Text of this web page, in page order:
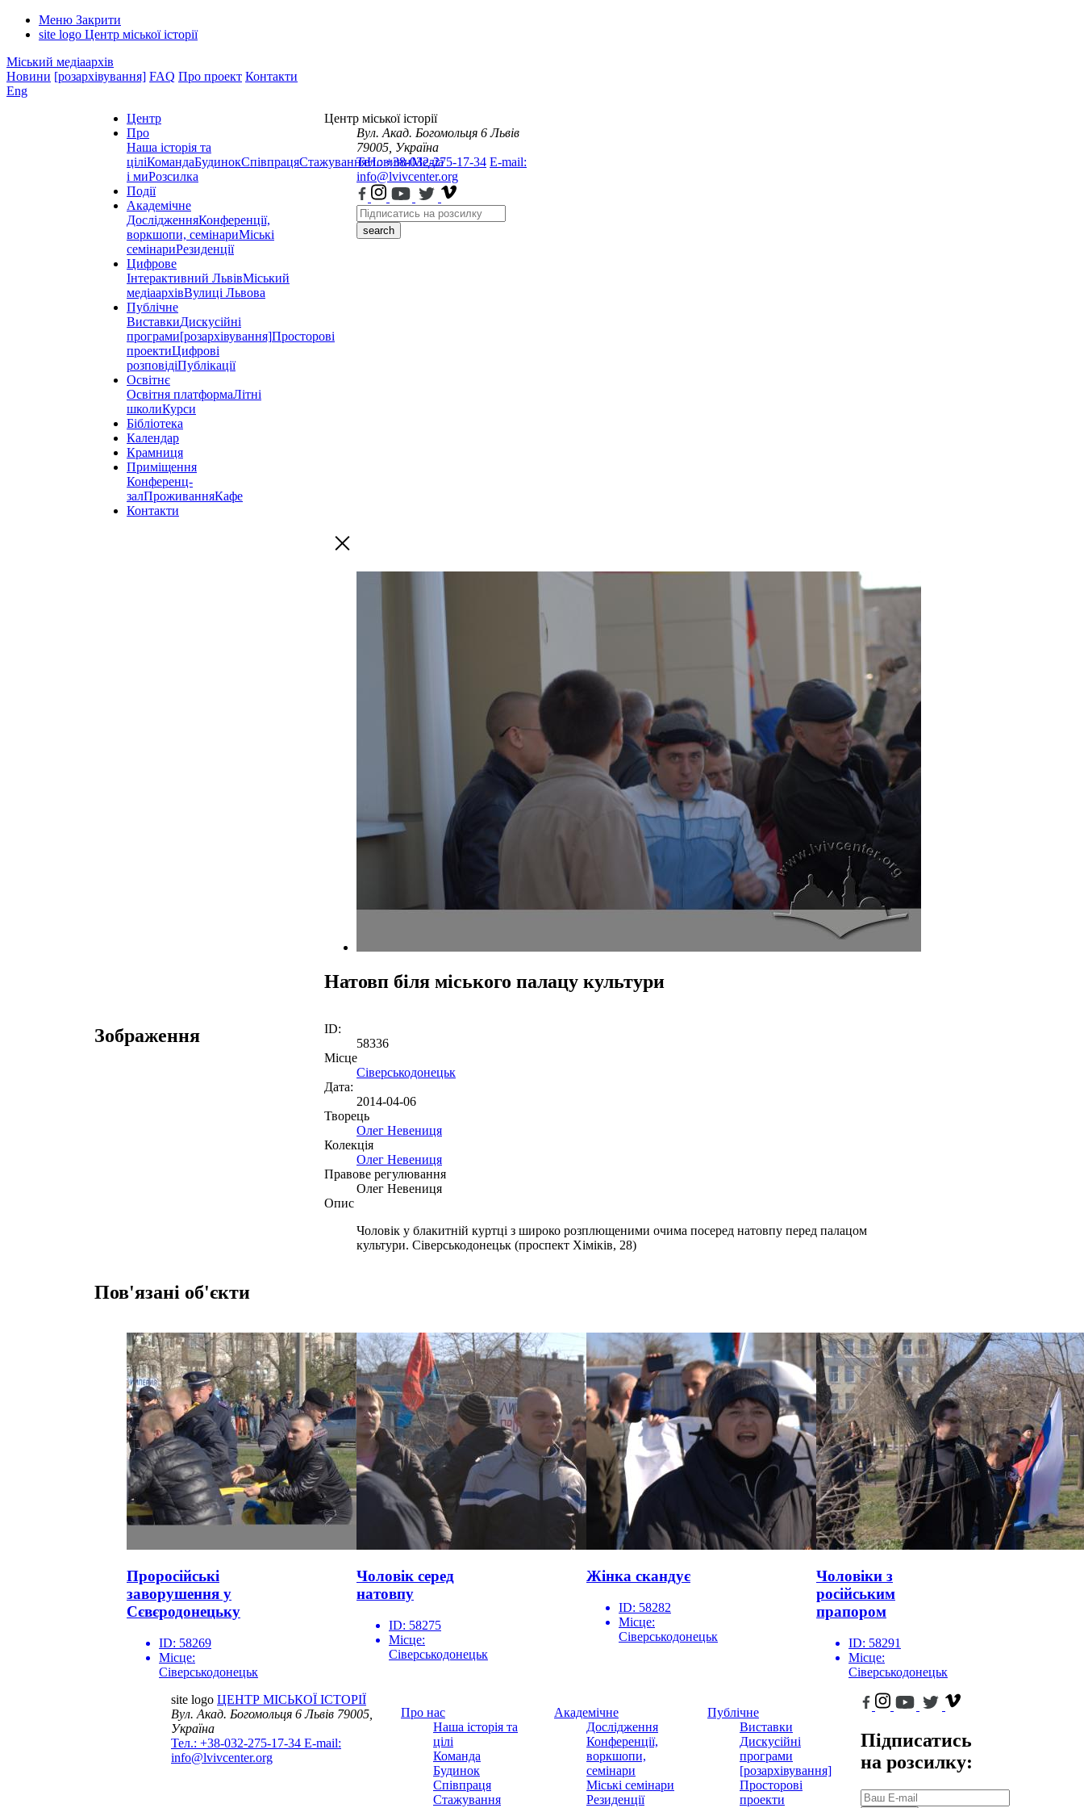
Меню Закрити
site logo Центр міської історії
Міський медіаархів
Новини [розархівування] FAQ Про проект Контакти
Eng
Центр
Про
Наша історія та
ціліКомандаБудинокСпівпрацяСтажуванняНовиниМедіа
і миРозсилка
Події
Академічне
ДослідженняКонференції,
воркшопи, семінариМіські
семінариРезиденції
Цифрове
Інтерактивний ЛьвівМіський
медіаархівВулиці Львова
Публічне
ВиставкиДискусійні
програми[розархівування]Просторові
проектиЦифрові
розповідіПублікації
Освітнє
Освітня платформаЛітні
школиКурси
Бібліотека
Календар
Крамниця
Приміщення
Конференц-
залПроживанняКафе
Контакти
Центр міської історії
Вул. Акад. Богомольця 6 Львів
79005, Україна
Тел.: +38-032-275-17-34 E-mail:
info@lvivcenter.org
search
Натовп біля міського палацу культури
Зображення
ID:
58336
Місце
Сіверськодонецьк
Дата:
2014-04-06
Творець
Олег Невениця
Колекція
Олег Невениця
Правове регулювання
Олег Невениця
Опис
Чоловік у блакитній куртці з широко розплющеними очима посеред натовпу перед палацом
культури. Сіверськодонецьк (проспект Хіміків, 28)
Пов'язані об'єкти
Проросійські
заворушення у
Сєвєродонецьку
ID: 58269
Місце:
Сіверськодонецьк
Чоловік серед
натовпу
ID: 58275
Місце:
Сіверськодонецьк
Жінка скандує
ID: 58282
Місце:
Сіверськодонецьк
Чоловіки з
російським
прапором
ID: 58291
Місце:
Сіверськодонецьк
site logo ЦЕНТР МІСЬКОЇ ІСТОРІЇ
Вул. Акад. Богомольця 6Львів 79005,
Україна
Тел.: +38-032-275-17-34 E-mail:
info@lvivcenter.org
Про нас
Наша історія та
цілі
Команда
Будинок
Співпраця
Стажування
Академічне
Дослідження
Конференції,
воркшопи,
семінари
Міські семінари
Резиденції
Публічне
Виставки
Дискусійні
програми
[розархівування]
Просторові
проекти
Підписатись
на розсилку: